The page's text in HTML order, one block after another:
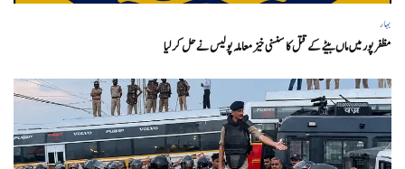
بہار
مظفر پور میں ماں بیٹے کے قتل کا سنسنی خیز معاملہ پولیس نے حل کر لیا